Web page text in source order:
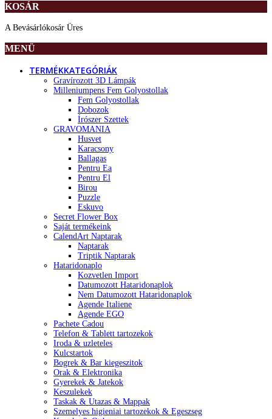
KOSÁR
A Bevásárlókosár Üres
MENÜ
TERMÉKKATEGÓRIÁK
Gravírozott 3D Lámpák
Milleniumpens Fem Golyostollak
Fem Golyostollak
Dobozok
Írószer Szettek
GRAVOMANIA
Husvet
Karacsony
Ballagas
Pentru Ea
Pentru El
Birou
Puzzle
Eskuvo
Secret Flower Box
Saját termékeink
CalendArt Naptarak
Naptarak
Triptik Naptarak
Hataridonaplo
Kozvetlen Import
Datumozott Hataridonaplok
Nem Datumozott Hataridonaplok
Agende Italiene
Agende EGO
Pachete Cadou
Telefon & Tablett tartozekok
Iroda & uzleteles
Kulcstartok
Bogrek & Bar kiegeszitok
Orak & Elektronika
Gyerekek & Jatekok
Keszulekek
Taskak & Utazas & Mappak
Szemelyes higieniai tartozekok & Egeszseg